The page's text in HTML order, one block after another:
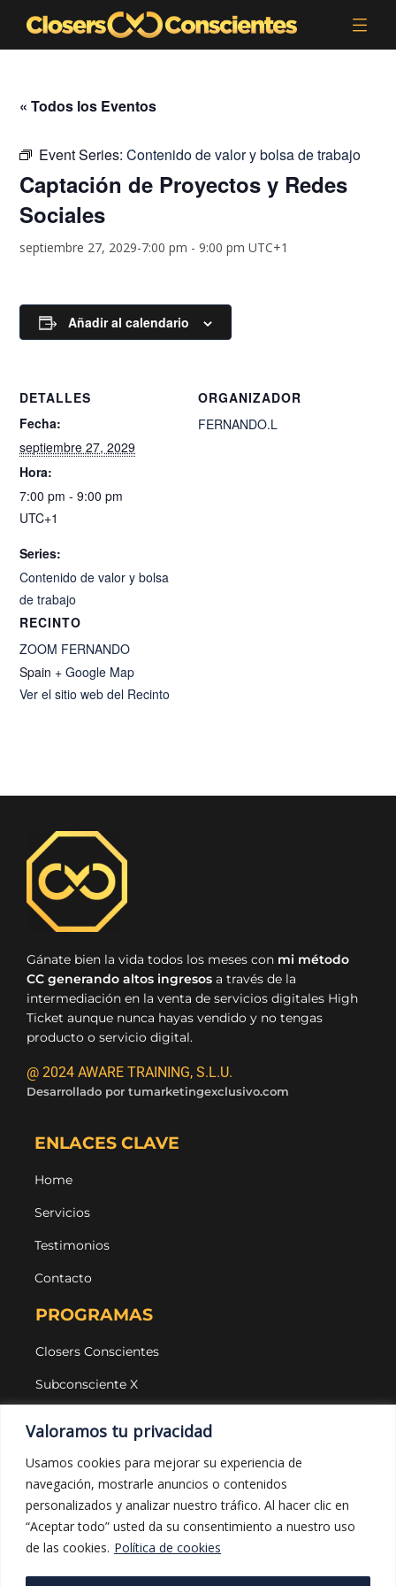
Valoramos tu privacidad
Usamos cookies para mejorar su experiencia de
navegación, mostrarle anuncios o contenidos
personalizados y analizar nuestro tráfico. Al hacer clic en
“Aceptar todo” usted da su consentimiento a nuestro uso
de las cookies. Política de cookies
« Todos los Eventos
Event Series:Contenido de valor y bolsa de trabajo
Captación de Proyectos y Redes
Sociales
septiembre 27, 2029-7:00 pm -9:00 pm UTC+1
Añadir al calendario
DETALLES
Fecha:
septiembre 27, 2029
Hora:
7:00 pm - 9:00 pm
UTC+1
Series:
Contenido de valor y bolsa
de trabajo
RECINTO
ZOOM FERNANDO
Spain + Google Map
Ver el sitio web del Recinto
ORGANIZADOR
FERNANDO.L
Gánate bien la vida todos los meses con mi método
CC generando altos ingresos a través de la
intermediación en la venta de servicios digitales High
Ticket aunque nunca hayas vendido y no tengas
producto o servicio digital.
@ 2024 AWARE TRAINING, S.L.U.
Desarrollado por tumarketingexclusivo.com
ENLACES CLAVE
Home
Servicios
Testimonios
Contacto
PROGRAMAS
Closers Conscientes
Subconsciente X
LEGAL Y PROTECCIÓN
Aviso legal
Política de privacidad
Política de cookies